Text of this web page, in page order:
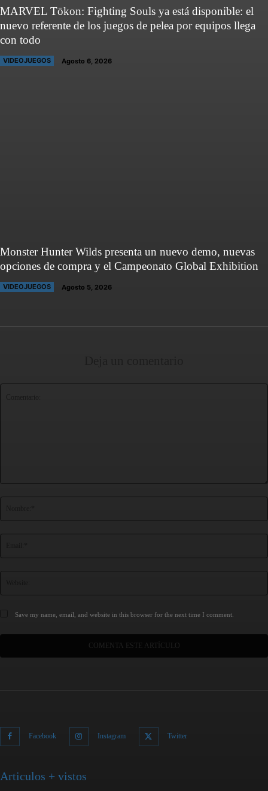
MARVEL Tōkon: Fighting Souls ya está disponible: el
nuevo referente de los juegos de pelea por equipos llega
con todo
VIDEOJUEGOS Agosto 6, 2026
Monster Hunter Wilds presenta un nuevo demo, nuevas
opciones de compra y el Campeonato Global Exhibition
VIDEOJUEGOS Agosto 5, 2026
Save my name, email, and website in this browser for the next time I comment.
Facebook Instagram Twitter
Articulos + vistos